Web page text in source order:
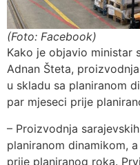
(Foto: Facebook)
Kako je objavio ministar
Adnan Šteta,
u skladu sa planiranom
par mjeseci prije
– Proizvodnja
planiranom dinamikom,
prije planiranog roka.